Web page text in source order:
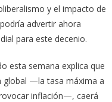
y el impacto de
advertir ahora
para este decenio.
esta semana explica que
global —la tasa máxima a
inflación—, caerá